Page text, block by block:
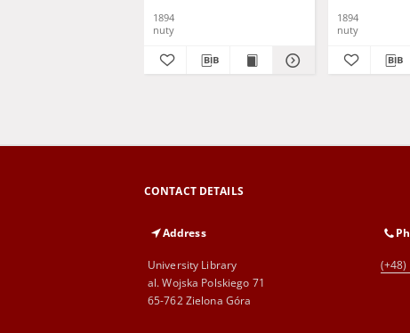
1894
nuty
1894
nuty
CONTACT DETAILS
Address
University Library
al. Wojska Polskiego 71
65-762 Zielona Góra
(+48)